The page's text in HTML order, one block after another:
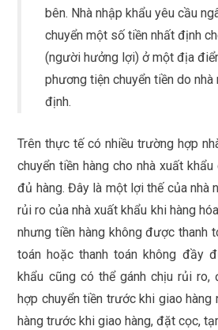
bên. Nhà nhập khẩu yêu cầu
chuyển một số tiền nhất định
(người hưởng lợi) ở một địa
phương tiện chuyển tiền do nhà
định.
Trên thực tế có nhiều trường hợp
chuyển tiền hàng cho nhà xuất
đủ hàng. Đây là một lợi thế của nhà
rủi ro của nhà xuất khẩu khi hàng
nhưng tiền hàng không được thanh
toán hoặc thanh toán không đầy
khẩu cũng có thể gánh chịu rủi
hợp chuyển tiền trước khi giao hàng
hàng trước khi giao hàng, đặt cọc,